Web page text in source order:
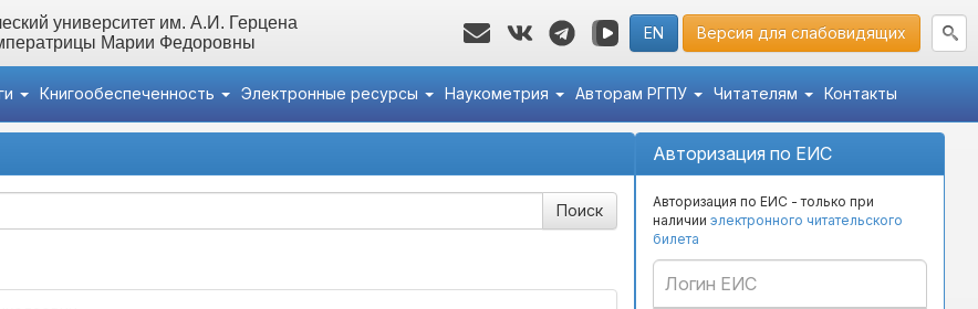
университет им. А.И. Герцена
Марии Федоровны
EN Версия для слабовидящих
Книгообеспеченность Электронные ресурсы Наукометрия Авторам РГПУ Читателям Контакты
Авторизация по ЕИС
Авторизация по ЕИС - только при
наличии электронного читательского
билета
Николаевич - Толстой Лев Николаевич. Избранные произведения.(current)